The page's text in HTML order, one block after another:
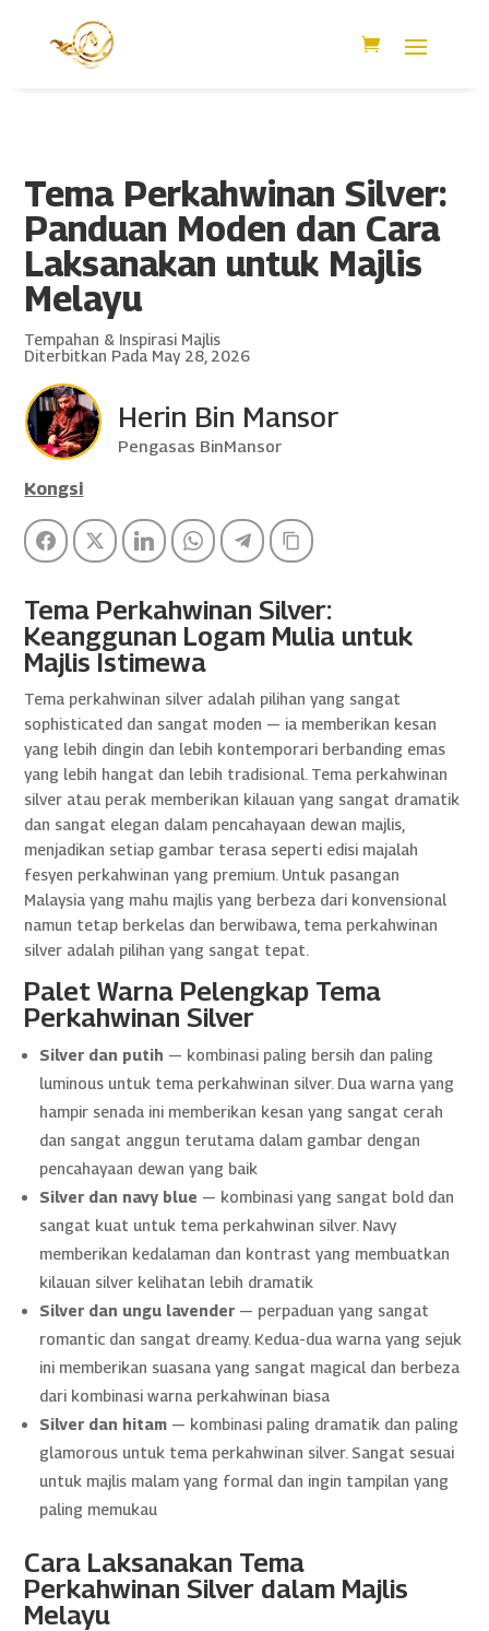
Tema Perkahwinan Silver:
Panduan Moden dan Cara
Laksanakan untuk Majlis
Melayu
Tempahan & Inspirasi Majlis
Diterbitkan Pada May 28, 2026
Herin Bin Mansor
Pengasas BinMansor
Kongsi
FacebookTwitter LinkedInWhatsAppTelegramCopy Link
Tema Perkahwinan Silver:
Keanggunan Logam Mulia untuk
Majlis Istimewa
Tema perkahwinan silver adalah pilihan yang sangat
sophisticated dan sangat moden — ia memberikan kesan
yang lebih dingin dan lebih kontemporari berbanding emas
yang lebih hangat dan lebih tradisional. Tema perkahwinan
silver atau perak memberikan kilauan yang sangat dramatik
dan sangat elegan dalam pencahayaan dewan majlis,
menjadikan setiap gambar terasa seperti edisi majalah
fesyen perkahwinan yang premium. Untuk pasangan
Malaysia yang mahu majlis yang berbeza dari konvensional
namun tetap berkelas dan berwibawa, tema perkahwinan
silver adalah pilihan yang sangat tepat.
Palet Warna Pelengkap Tema
Perkahwinan Silver
Silver dan putih — kombinasi paling bersih dan paling
luminous untuk tema perkahwinan silver. Dua warna yang
hampir senada ini memberikan kesan yang sangat cerah
dan sangat anggun terutama dalam gambar dengan
pencahayaan dewan yang baik
Silver dan navy blue — kombinasi yang sangat bold dan
sangat kuat untuk tema perkahwinan silver. Navy
memberikan kedalaman dan kontrast yang membuatkan
kilauan silver kelihatan lebih dramatik
Silver dan ungu lavender — perpaduan yang sangat
romantic dan sangat dreamy. Kedua-dua warna yang sejuk
ini memberikan suasana yang sangat magical dan berbeza
dari kombinasi warna perkahwinan biasa
Silver dan hitam — kombinasi paling dramatik dan paling
glamorous untuk tema perkahwinan silver. Sangat sesuai
untuk majlis malam yang formal dan ingin tampilan yang
paling memukau
Cara Laksanakan Tema
Perkahwinan Silver dalam Majlis
Melayu